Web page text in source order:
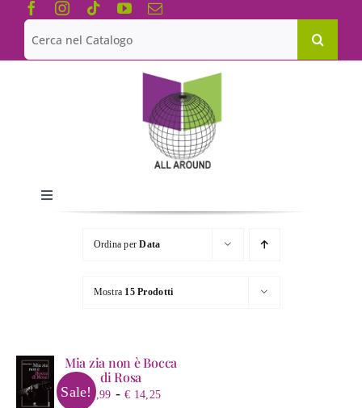
Salta
contenuto
Cerca
per:
Toggle
Navigation
Chi siamo
Le Collane
Ordina perData
Mostra 15 Prodotti
Sale!
Mia zia non è Bocca
di Rosa
€4,99 - € 14,25Fascia